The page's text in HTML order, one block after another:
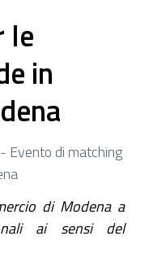
le
in
Evento di matching
di Modena a
ai sensi del